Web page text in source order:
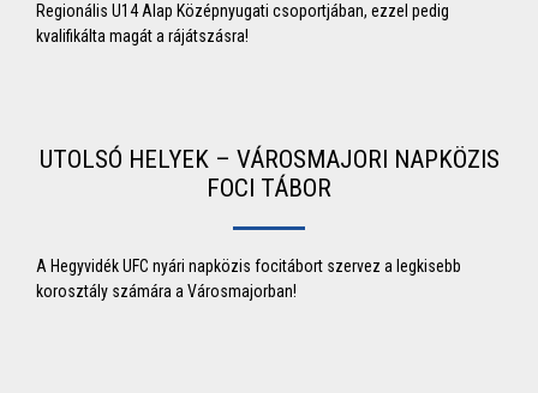
Regionális U14 Alap Középnyugati csoportjában, ezzel pedig
kvalifikálta magát a rájátszásra!
UTOLSÓ HELYEK – VÁROSMAJORI NAPKÖZIS
FOCI TÁBOR
A Hegyvidék UFC nyári napközis focitábort szervez a legkisebb
korosztály számára a Városmajorban!